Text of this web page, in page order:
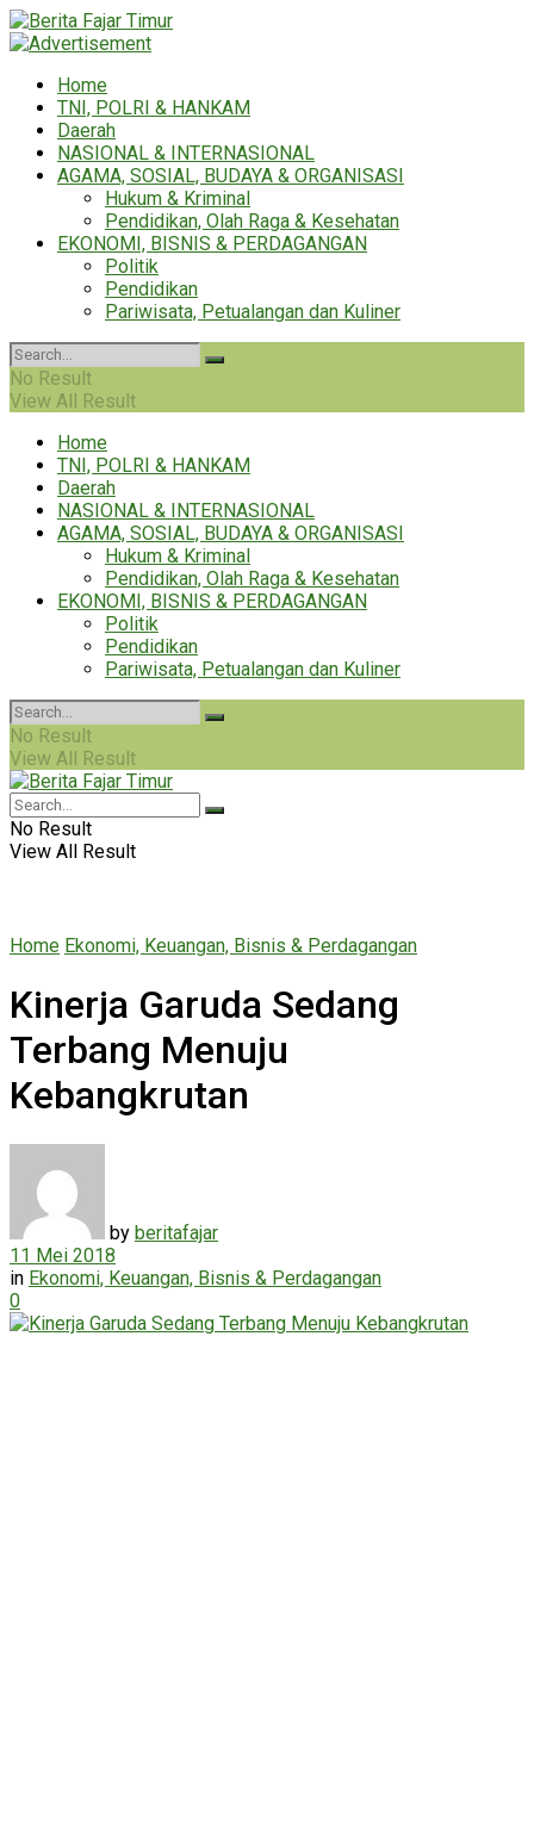
Home
TNI, POLRI & HANKAM
Daerah
NASIONAL & INTERNASIONAL
AGAMA, SOSIAL, BUDAYA & ORGANISASI
Hukum & Kriminal
Pendidikan, Olah Raga & Kesehatan
EKONOMI, BISNIS & PERDAGANGAN
Politik
Pendidikan
Pariwisata, Petualangan dan Kuliner
No Result
View All Result
Home
TNI, POLRI & HANKAM
Daerah
NASIONAL & INTERNASIONAL
AGAMA, SOSIAL, BUDAYA & ORGANISASI
Hukum & Kriminal
Pendidikan, Olah Raga & Kesehatan
EKONOMI, BISNIS & PERDAGANGAN
Politik
Pendidikan
Pariwisata, Petualangan dan Kuliner
No Result
View All Result
No Result
View All Result
Home Ekonomi, Keuangan, Bisnis & Perdagangan
Kinerja Garuda Sedang
Terbang Menuju
Kebangkrutan
by beritafajar
11 Mei 2018
in Ekonomi, Keuangan, Bisnis & Perdagangan
0